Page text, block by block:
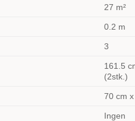
27 m²
0.2 m
3
161.5
(2stk.)
70 cm
Ingen